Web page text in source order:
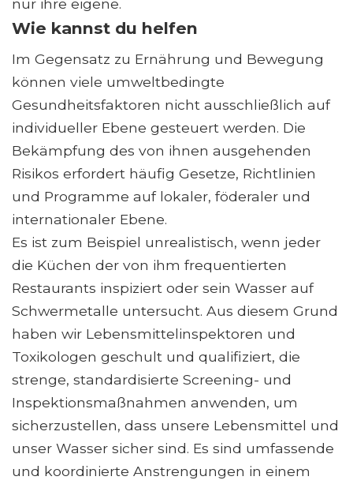
nur ihre eigene.
Wie kannst du helfen
Im Gegensatz zu Ernährung und Bewegung
können viele umweltbedingte
Gesundheitsfaktoren nicht ausschließlich auf
individueller Ebene gesteuert werden. Die
Bekämpfung des von ihnen ausgehenden
Risikos erfordert häufig Gesetze, Richtlinien
und Programme auf lokaler, föderaler und
internationaler Ebene.
Es ist zum Beispiel unrealistisch, wenn jeder
die Küchen der von ihm frequentierten
Restaurants inspiziert oder sein Wasser auf
Schwermetalle untersucht. Aus diesem Grund
haben wir Lebensmittelinspektoren und
Toxikologen geschult und qualifiziert, die
strenge, standardisierte Screening- und
Inspektionsmaßnahmen anwenden, um
sicherzustellen, dass unsere Lebensmittel und
unser Wasser sicher sind. Es sind umfassende
und koordinierte Anstrengungen in einem